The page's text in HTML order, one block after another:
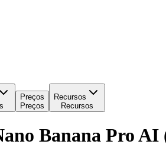
Preços
Preços
Recursos
Recursos
Banana Pro